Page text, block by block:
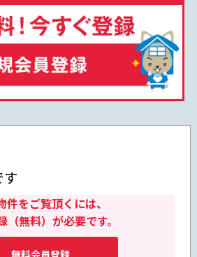
件をご覧頂くには、
（無料）が必要です。